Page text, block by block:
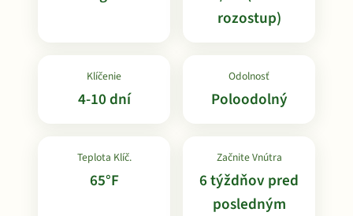
rozostup)
Klíčenie
4-10 dní
Odolnosť
Poloodolný
Teplota Klíč.
65°F
Začnite Vnútra
6 týždňov pred
posledným